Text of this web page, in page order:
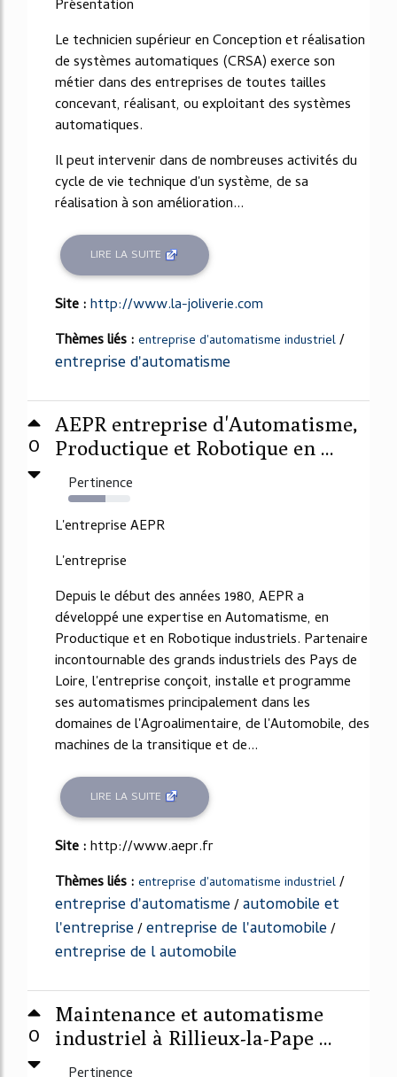
Présentation
Le technicien supérieur en Conception et réalisation
de systèmes automatiques (CRSA) exerce son
métier dans des entreprises de toutes tailles
concevant, réalisant, ou exploitant des systèmes
automatiques.
Il peut intervenir dans de nombreuses activités du
cycle de vie technique d'un système, de sa
réalisation à son amélioration...
LIRE LA SUITE
Site :http://www.la-joliverie.com
Thèmes liés : entreprise d'automatisme industriel/
entreprise d'automatisme
0
AEPR entreprise d'Automatisme,
Productique et Robotique en ...
Pertinence
60%
L'entreprise AEPR
L'entreprise
Depuis le début des années 1980, AEPR a
développé une expertise en Automatisme, en
Productique et en Robotique industriels. Partenaire
incontournable des grands industriels des Pays de
Loire, l'entreprise conçoit, installe et programme
ses automatismes principalement dans les
domaines de l'Agroalimentaire, de l'Automobile, des
machines de la transitique et de...
LIRE LA SUITE
Site :http://www.aepr.fr
Thèmes liés : entreprise d'automatisme industriel/
entreprise d'automatisme/automobile et
l'entreprise/entreprise de l'automobile/
entreprise de l automobile
0
Maintenance et automatisme
industriel à Rillieux-la-Pape ...